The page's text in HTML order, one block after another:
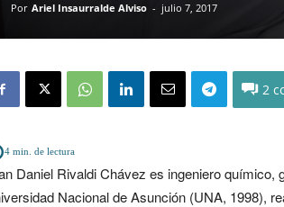
Por Ariel Insaurralde Alviso - julio 7, 2017
2
4 min. de lectura
Daniel Rivaldi Chávez es ingeniero químico,
Nacional de Asunción (UNA, 1998),